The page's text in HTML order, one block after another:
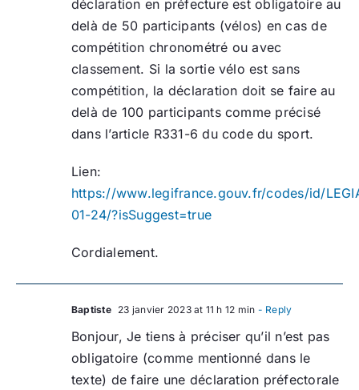
déclaration en préfecture est obligatoire au
delà de 50 participants (vélos) en cas de
compétition chronométré ou avec
classement. Si la sortie vélo est sans
compétition, la déclaration doit se faire au
delà de 100 participants comme précisé
dans l’article R331-6 du code du sport.
Lien:
https://www.legifrance.gouv.fr/codes/id/
01-24/?isSuggest=true
Cordialement.
Baptiste 23 janvier 2023 at 11 h 12 min - Reply
Bonjour, Je tiens à préciser qu’il n’est pas
obligatoire (comme mentionné dans le
texte) de faire une déclaration préfectorale